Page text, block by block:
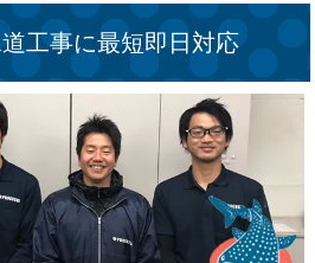
工事に最短即日対応